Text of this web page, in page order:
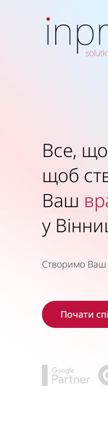
Все,
щоб
Ваш
у
Створимо Ваш
Почати